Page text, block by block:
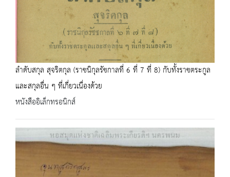
ลำดับสกุล สุจริตกุล (ราชนิกุลรัชกาลที่ 6 ที่ 7 ที่ 8) กับทั้งราชตระกูล
และสกุลอื่น ๆ ที่เกี่ยวเนื่องด้วย
หนังสืออิเล็กทรอนิกส์